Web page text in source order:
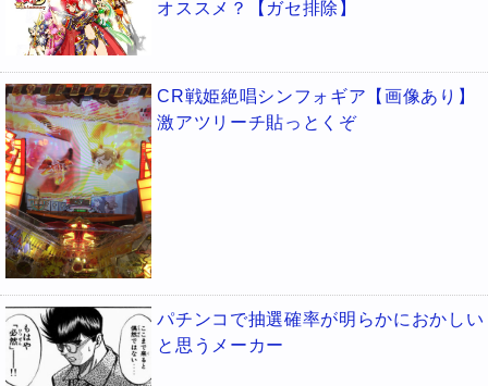
オススメ？【ガセ排除】
CR戦姫絶唱シンフォギア【画像あり】
激アツリーチ貼っとくぞ
パチンコで抽選確率が明らかにおかしい
と思うメーカー